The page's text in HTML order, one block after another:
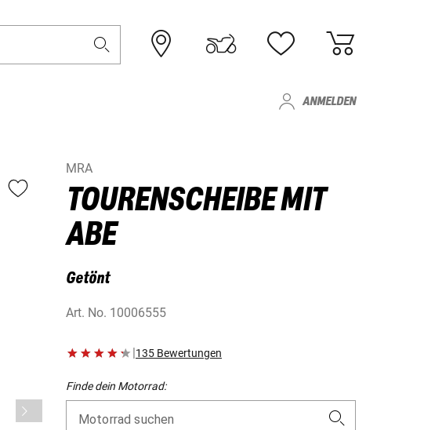
ANMELDEN
MRA
TOURENSCHEIBE MIT
ABE
Getönt
Art. No. 10006555
|135 Bewertungen
Finde dein Motorrad:
Motorrad suchen